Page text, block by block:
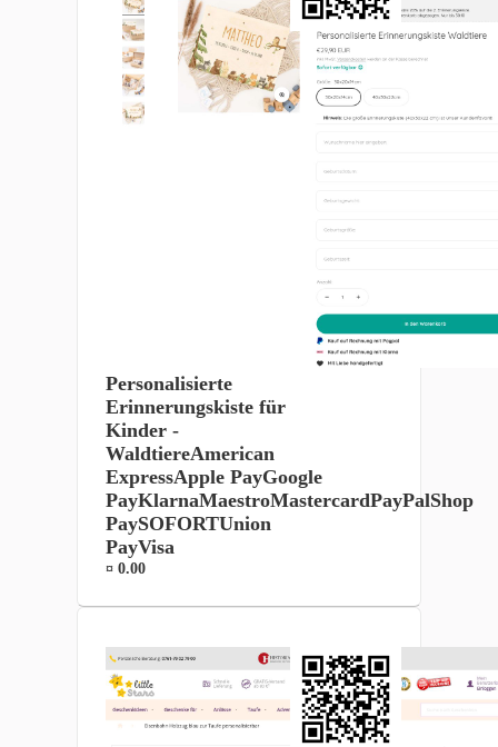
Personalisierte
Erinnerungskiste für
Kinder -
WaldtiereAmerican
ExpressApple PayGoogle
PayKlarnaMaestroMastercardPayPalShop
PaySOFORTUnion
PayVisa
¤ 0.00